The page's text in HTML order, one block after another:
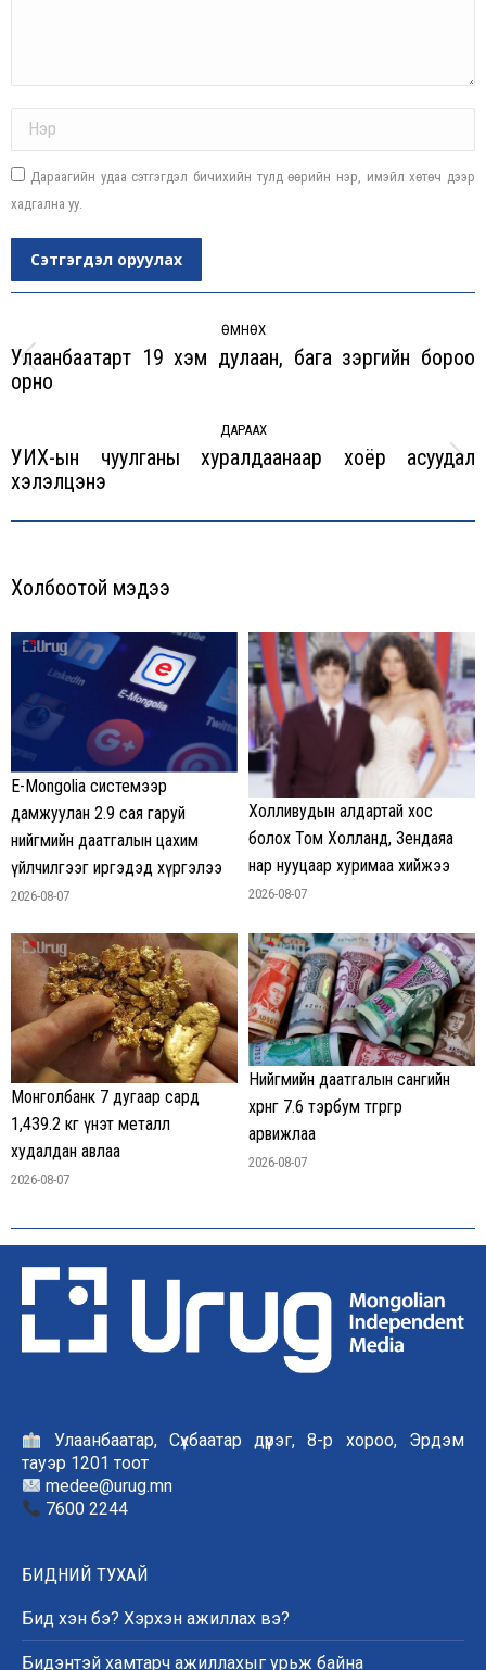
Дараагийн удаа сэтгэгдэл бичихийн тулд өөрийн нэр, имэйл хөтөч дээр
хадгална уу.
Сэтгэгдэл оруулах
navigation
ӨМНӨХ
Previous
Улаанбаатарт 19 хэм дулаан, бага зэргийн бороо
орно
ДАРААХ
Next
УИХ-ын чуулганы хуралдаанаар хоёр асуудал
хэлэлцэнэ
Холбоотой мэдээ
E-Mongolia системээр
дамжуулан 2.9 сая гаруй
нийгмийн даатгалын цахим
үйлчилгээг иргэдэд хүргэлээ
2026-08-07
Холливудын алдартай хос
болох Том Холланд, Зендаяа
нар нууцаар хуримаа хийжээ
2026-08-07
Монголбанк 7 дугаар сард
1,439.2 кг үнэт металл
худалдан авлаа
2026-08-07
Нийгмийн даатгалын сангийн
хөрөнгө 7.6 тэрбум төгрөгөөр
арвижлаа
2026-08-07
Улаанбаатар, Сүхбаатар дүүрэг, 8-р хороо, Эрдэм
тауэр 1201 тоот
medee@urug.mn
7600 2244
БИДНИЙ ТУХАЙ
Бид хэн бэ? Хэрхэн ажиллах вэ?
Бидэнтэй хамтарч ажиллахыг урьж байна